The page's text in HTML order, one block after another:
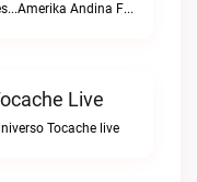
La Expresión de los andes...Amerika Andina FM live
Live
Tocache live